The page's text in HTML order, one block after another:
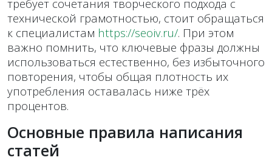
требует сочетания творческого подхода с
технической грамотностью, стоит обращаться
к специалистам https://seoiv.ru/. При этом
важно помнить, что ключевые фразы должны
использоваться естественно, без избыточного
повторения, чтобы общая плотность их
употребления оставалась ниже трёх
процентов.
Основные правила написания
статей